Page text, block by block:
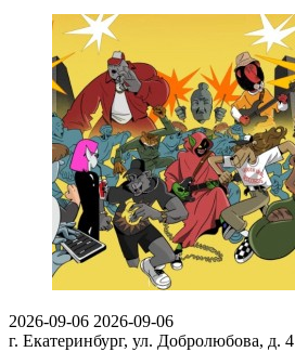
2026-09-06 2026-09-06
г. Екатеринбург, ул. Добролюбова, д. 4